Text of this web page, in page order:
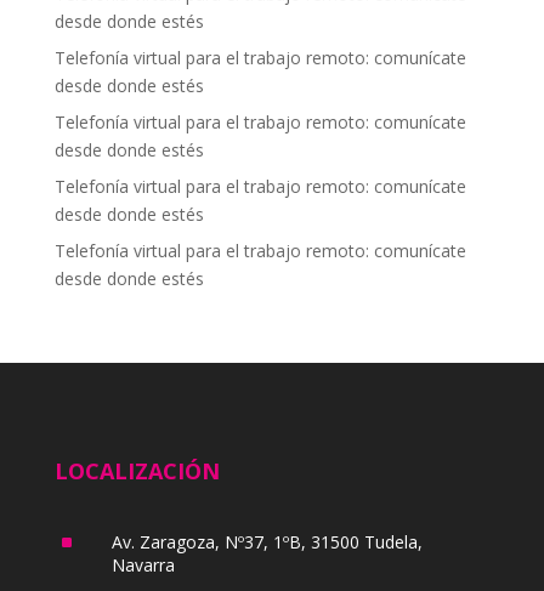
desde donde estés
Telefonía virtual para el trabajo remoto: comunícate
desde donde estés
Telefonía virtual para el trabajo remoto: comunícate
desde donde estés
Telefonía virtual para el trabajo remoto: comunícate
desde donde estés
Telefonía virtual para el trabajo remoto: comunícate
desde donde estés
LOCALIZACIÓN
^
Av. Zaragoza, Nº37, 1ºB, 31500 Tudela,
Navarra